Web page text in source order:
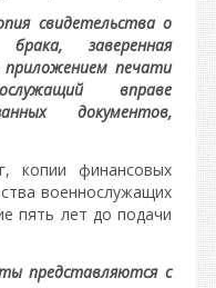
свидетельства о
заверенная
приложением печати
вправе
документов,
копии финансовых
военнослужащих
пять лет до подачи
представляются с